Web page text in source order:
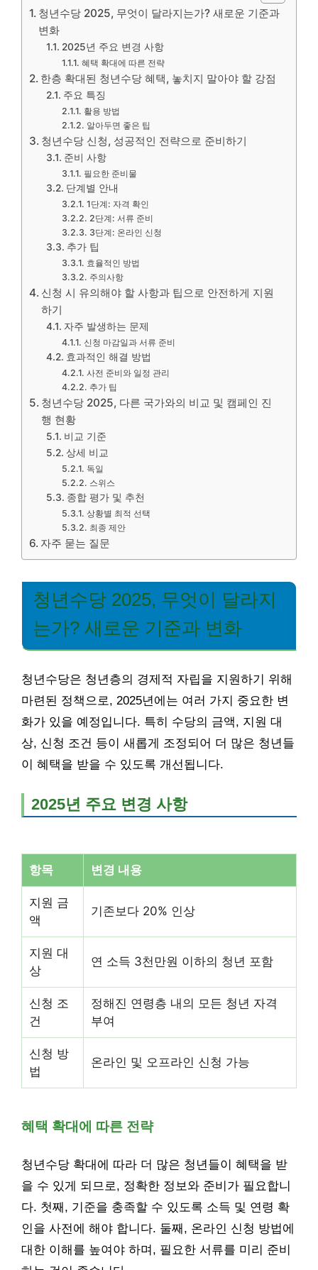
청년수당 2025, 무엇이 달라지는가? 새로운 기준과
변화
2025년 주요 변경 사항
혜택 확대에 따른 전략
한층 확대된 청년수당 혜택, 놓치지 말아야 할 강점
주요 특징
활용 방법
알아두면 좋은 팁
청년수당 신청, 성공적인 전략으로 준비하기
준비 사항
필요한 준비물
단계별 안내
1단계: 자격 확인
2단계: 서류 준비
3단계: 온라인 신청
추가 팁
효율적인 방법
주의사항
신청 시 유의해야 할 사항과 팁으로 안전하게 지원
하기
자주 발생하는 문제
신청 마감일과 서류 준비
효과적인 해결 방법
사전 준비와 일정 관리
추가 팁
청년수당 2025, 다른 국가와의 비교 및 캠페인 진
행 현황
비교 기준
상세 비교
독일
스위스
종합 평가 및 추천
상황별 최적 선택
최종 제안
자주 묻는 질문
청년수당 2025, 무엇이 달라지
는가? 새로운 기준과 변화
청년수당은 청년층의 경제적 자립을 지원하기 위해
마련된 정책으로, 2025년에는 여러 가지 중요한 변
화가 있을 예정입니다. 특히 수당의 금액, 지원 대
상, 신청 조건 등이 새롭게 조정되어 더 많은 청년들
이 혜택을 받을 수 있도록 개선됩니다.
2025년 주요 변경 사항
항목 변경 내용
지원 금
액
기존보다 20% 인상
지원 대
상
연 소득 3천만원 이하의 청년 포함
신청 조
건
정해진 연령층 내의 모든 청년 자격
부여
신청 방
법
온라인 및 오프라인 신청 가능
혜택 확대에 따른 전략
청년수당 확대에 따라 더 많은 청년들이 혜택을 받
을 수 있게 되므로, 정확한 정보와 준비가 필요합니
다. 첫째, 기준을 충족할 수 있도록 소득 및 연령 확
인을 사전에 해야 합니다. 둘째, 온라인 신청 방법에
대한 이해를 높여야 하며, 필요한 서류를 미리 준비